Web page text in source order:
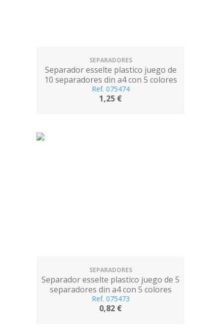
SEPARADORES
Separador esselte plastico juego de
10 separadores din a4 con 5 colores
multitaladro
Ref. 075474
1,25 €
SEPARADORES
Separador esselte plastico juego de 5
separadores din a4 con 5 colores
multitaladro
Ref. 075473
0,82 €